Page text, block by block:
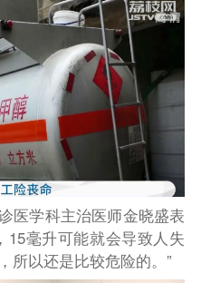
学科主治医师金晓盛表
15毫升可能就会导致人失
所以还是比较危险的。”